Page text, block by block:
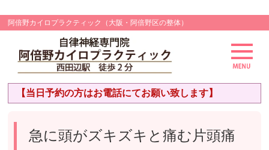
阿倍野カイロプラクティック（大阪・阿倍野区の整体）
【当日予約の方はお電話にてお願い致します】
急に頭がズキズキと痛む片頭痛